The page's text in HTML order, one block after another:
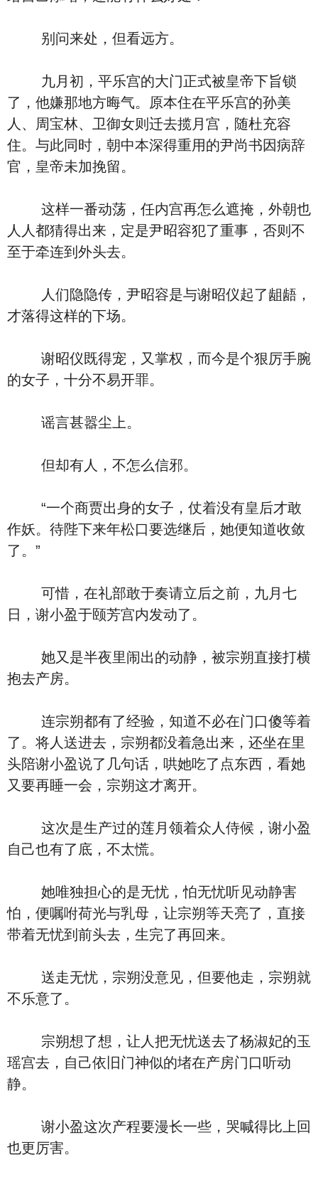
别问来处，但看远方。
九月初，平乐宫的大门正式被皇帝下旨锁
了，他嫌那地方晦气。原本住在平乐宫的孙美
人、周宝林、卫御女则迁去揽月宫，随杜充容
住。与此同时，朝中本深得重用的尹尚书因病辞
官，皇帝未加挽留。
这样一番动荡，任内宫再怎么遮掩，外朝也
人人都猜得出来，定是尹昭容犯了重事，否则不
至于牵连到外头去。
人们隐隐传，尹昭容是与谢昭仪起了龃龉，
才落得这样的下场。
谢昭仪既得宠，又掌权，而今是个狠厉手腕
的女子，十分不易开罪。
谣言甚嚣尘上。
但却有人，不怎么信邪。
“一个商贾出身的女子，仗着没有皇后才敢
作妖。待陛下来年松口要选继后，她便知道收敛
了。”
可惜，在礼部敢于奏请立后之前，九月七
日，谢小盈于颐芳宫内发动了。
她又是半夜里闹出的动静，被宗朔直接打横
抱去产房。
连宗朔都有了经验，知道不必在门口傻等着
了。将人送进去，宗朔都没着急出来，还坐在里
头陪谢小盈说了几句话，哄她吃了点东西，看她
又要再睡一会，宗朔这才离开。
这次是生产过的莲月领着众人侍候，谢小盈
自己也有了底，不太慌。
她唯独担心的是无忧，怕无忧听见动静害
怕，便嘱咐荷光与乳母，让宗朔等天亮了，直接
带着无忧到前头去，生完了再回来。
送走无忧，宗朔没意见，但要他走，宗朔就
不乐意了。
宗朔想了想，让人把无忧送去了杨淑妃的玉
瑶宫去，自己依旧门神似的堵在产房门口听动
静。
谢小盈这次产程要漫长一些，哭喊得比上回
也更厉害。